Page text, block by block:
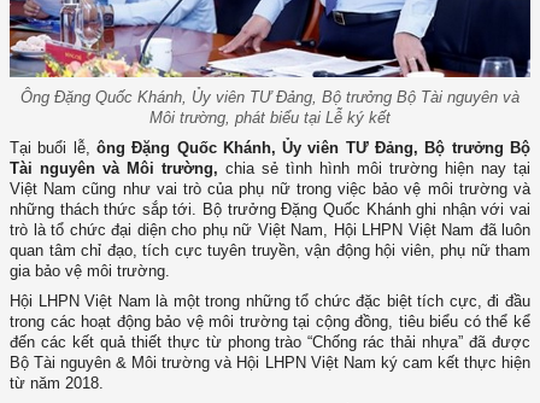
Ông Đặng Quốc Khánh, Ủy viên TƯ Đảng, Bộ trưởng Bộ Tài nguyên và
Môi trường, phát biểu tại Lễ ký kết
Tại buổi lễ, ông Đặng Quốc Khánh, Ủy viên TƯ Đảng, Bộ trưởng Bộ
Tài nguyên và Môi trường, chia sẻ tình hình môi trường hiện nay tại
Việt Nam cũng như vai trò của phụ nữ trong việc bảo vệ môi trường và
những thách thức sắp tới. Bộ trưởng Đặng Quốc Khánh ghi nhận với vai
trò là tổ chức đại diện cho phụ nữ Việt Nam, Hội LHPN Việt Nam đã luôn
quan tâm chỉ đạo, tích cực tuyên truyền, vận động hội viên, phụ nữ tham
gia bảo vệ môi trường.
Hội LHPN Việt Nam là một trong những tổ chức đặc biệt tích cực, đi đầu
trong các hoạt động bảo vệ môi trường tại cộng đồng, tiêu biểu có thể kể
đến các kết quả thiết thực từ phong trào “Chống rác thải nhựa” đã được
Bộ Tài nguyên & Môi trường và Hội LHPN Việt Nam ký cam kết thực hiện
từ năm 2018.